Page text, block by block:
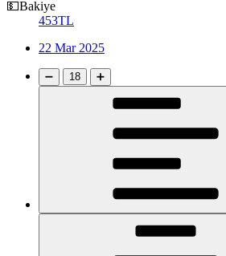
💵Bakiye
453TL
22 Mar 2025
➖ 18 ➕